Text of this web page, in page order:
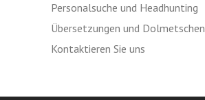
Personalsuche und Headhunting
Übersetzungen und Dolmetschen
Kontaktieren Sie uns